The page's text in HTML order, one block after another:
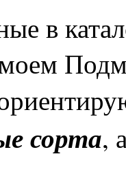
в
сорта,